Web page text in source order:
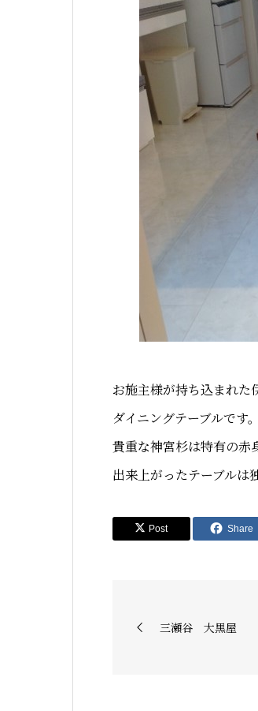
お施主様が持ち込まれた
ダイニングテーブルです。
貴重な神宮杉は特有の赤
出来上がったテーブルは
Post Share
三瀬谷 大黒屋